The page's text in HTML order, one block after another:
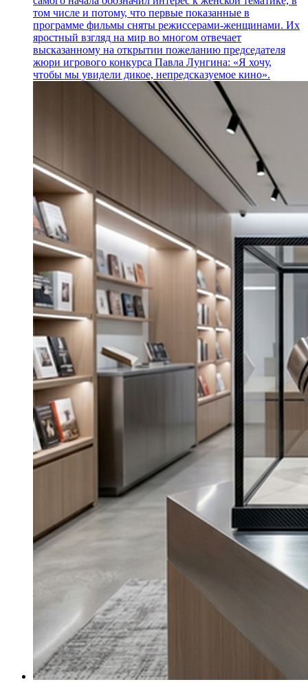
том числе и потому, что первые показанные в
программе фильмы сняты режиссерами-женщинами. Их
яростный взгляд на мир во многом отвечает
высказанному на открытии пожеланию председателя
жюри игрового конкурса Павла Лунгина: «Я хочу,
чтобы мы увидели дикое, непредсказуемое кино».